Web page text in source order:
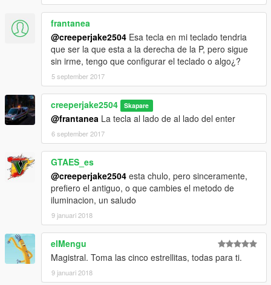
frantanea
@creeperjake2504 Esa tecla en mi teclado tendria
que ser la que esta a la derecha de la P, pero sigue
sin irme, tengo que configurar el teclado o algo¿?
5 september 2017
creeperjake2504 Skapare
@frantanea La tecla al lado de al lado del enter
6 september 2017
GTAES_es
@creeperjake2504 esta chulo, pero sinceramente,
prefiero el antiguo, o que cambies el metodo de
iluminacion, un saludo
9 januari 2018
elMengu
Magistral. Toma las cinco estrellitas, todas para ti.
9 januari 2018